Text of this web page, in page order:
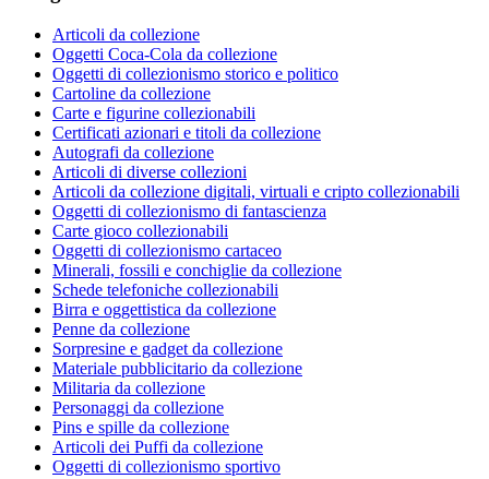
Articoli da collezione
Oggetti Coca-Cola da collezione
Oggetti di collezionismo storico e politico
Cartoline da collezione
Carte e figurine collezionabili
Certificati azionari e titoli da collezione
Autografi da collezione
Articoli di diverse collezioni
Articoli da collezione digitali, virtuali e cripto collezionabili
Oggetti di collezionismo di fantascienza
Carte gioco collezionabili
Oggetti di collezionismo cartaceo
Minerali, fossili e conchiglie da collezione
Schede telefoniche collezionabili
Birra e oggettistica da collezione
Penne da collezione
Sorpresine e gadget da collezione
Materiale pubblicitario da collezione
Militaria da collezione
Personaggi da collezione
Pins e spille da collezione
Articoli dei Puffi da collezione
Oggetti di collezionismo sportivo